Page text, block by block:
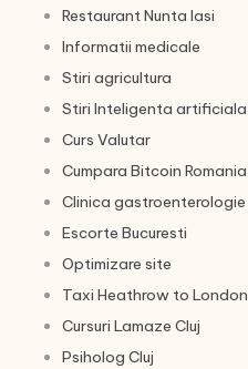
Restaurant Nunta Iasi
Informatii medicale
Stiri agricultura
Stiri Inteligenta artificiala
Curs Valutar
Cumpara Bitcoin Romania
Clinica gastroenterologie
Escorte Bucuresti
Optimizare site
Taxi Heathrow to London
Cursuri Lamaze Cluj
Psiholog Cluj